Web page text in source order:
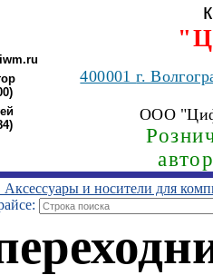
400001г.
ООО
Аксессуары и носители для